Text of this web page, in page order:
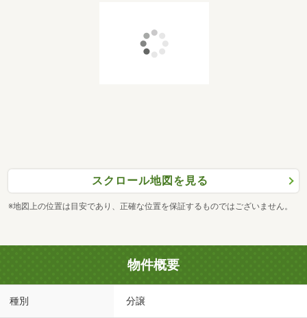
スクロール地図を見る
※地図上の位置は目安であり、正確な位置を保証するものではございません。
物件概要
種別 分譲